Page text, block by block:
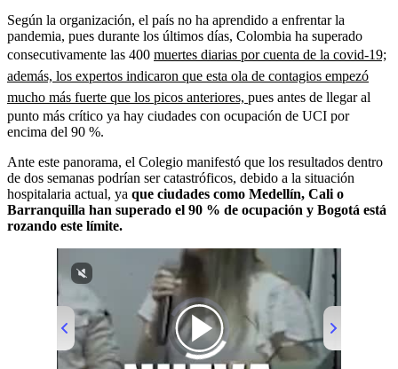
Según la organización, el país no ha aprendido a enfrentar la
pandemia, pues durante los últimos días, Colombia ha superado
consecutivamente las 400 muertes diarias por cuenta de la covid-19;
además, los expertos indicaron que esta ola de contagios empezó
mucho más fuerte que los picos anteriores, pues antes de llegar al
punto más crítico ya hay ciudades con ocupación de UCI por
encima del 90 %.
Ante este panorama, el Colegio manifestó que los resultados dentro
de dos semanas podrían ser catastróficos, debido a la situación
hospitalaria actual, ya que ciudades como Medellín, Cali o
Barranquilla han superado el 90 % de ocupación y Bogotá está
rozando este límite.